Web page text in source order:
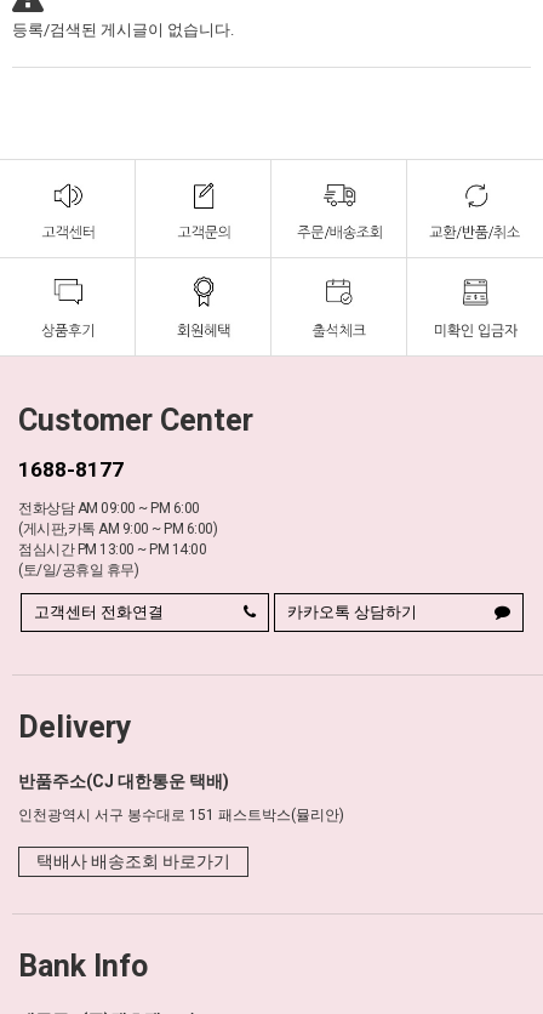
등록/검색된 게시글이 없습니다.
Customer Center
1688-8177
전화상담 AM 09:00 ~ PM 6:00
(게시판,카톡 AM 9:00 ~ PM 6:00)
점심시간 PM 13:00 ~ PM 14:00
(토/일/공휴일 휴무)
고객센터 전화연결 카카오톡 상담하기
Delivery
반품주소(CJ 대한통운 택배)
인천광역시 서구 봉수대로 151 패스트박스(뮬리안)
택배사 배송조회 바로가기
Bank Info